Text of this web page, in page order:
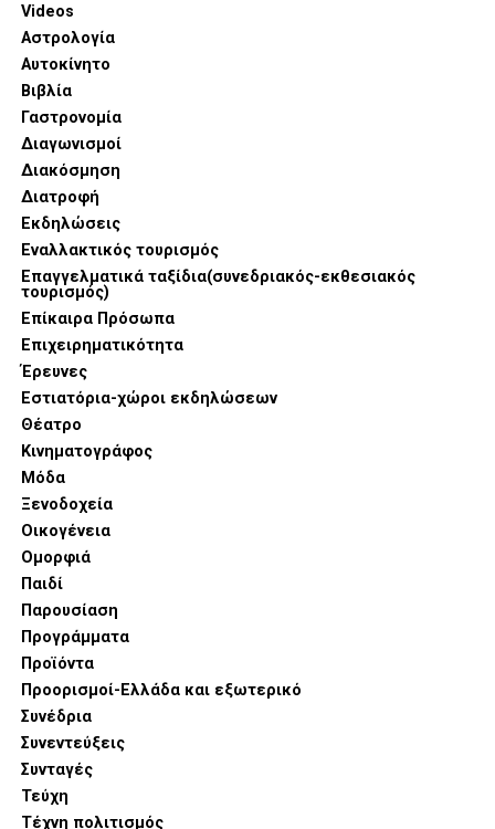
Στην αιχμή της παρουσίασης βρέθηκαν καινοτομίες που
συνδυάζουν την επαγγελματική απόδοση με την αισθητική
τελειότητα. Η σειρά SKS εντυπωσίασε με τον Compact
Oven 6-σε-1, μια συσκευή που συγκεντρώνει λειτουργίες
ψησίματος, air fryer και μαγειρέματος στον ατμό,
προσφέροντας τη μέγιστη ευελιξία στη γυναίκα που
διαθέτει περιορισμένο χρόνο αλλά υψηλές γαστρονομικές
απαιτήσεις.
Παράλληλα, η νέα σειρά LG Built-in φέρνει την Τεχνητή
Νοημοσύνη στην καρδιά του νοικοκυριού μέσω του
φούρνου Camera Oven με τεχνολογία AI Gourmet™, ο
οποίος αναγνωρίζει αυτόματα τα υλικά και προτείνει τις
Videos
Αστρολογία
Αυτοκίνητο
Βιβλία
Γαστρονομία
Διαγωνισμοί
Διακόσμηση
Διατροφή
Εκδηλώσεις
Εναλλακτικός τουρισμός
Επαγγελματικά ταξίδια(συνεδριακός-εκθεσιακός
τουρισμός)
Επίκαιρα Πρόσωπα
Επιχειρηματικότητα
Έρευνες
Εστιατόρια-χώροι εκδηλώσεων
Θέατρο
Κινηματογράφος
Μόδα
Ξενοδοχεία
Οικογένεια
Ομορφιά
Παιδί
Παρουσίαση
Προγράμματα
Προϊόντα
Προορισμοί-Ελλάδα και εξωτερικό
Συνέδρια
Συνεντεύξεις
Συνταγές
Τεύχη
Τέχνη πολιτισμός